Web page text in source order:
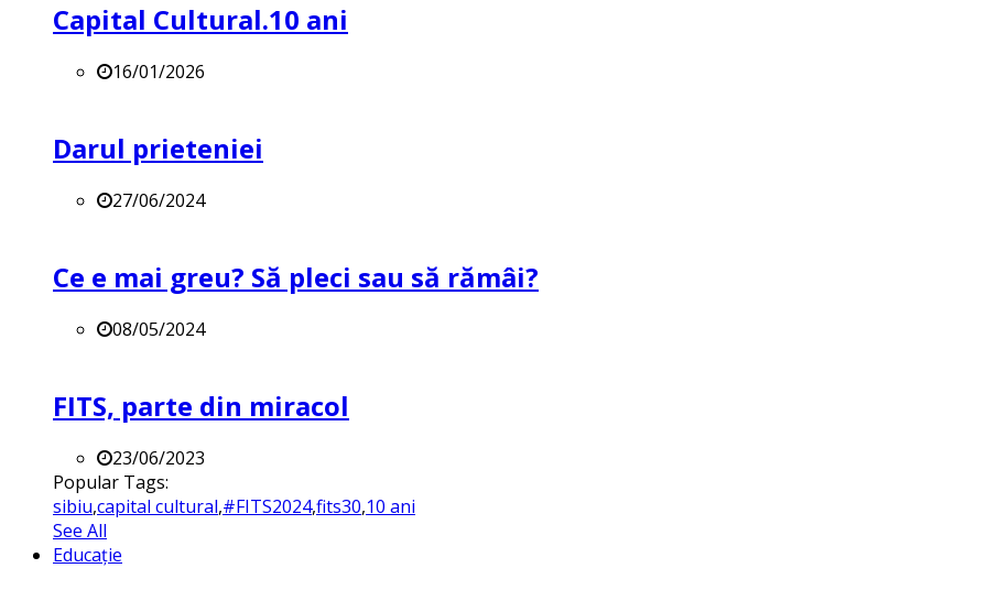
Capital Cultural.10 ani
16/01/2026
Darul prieteniei
27/06/2024
Ce e mai greu? Să pleci sau să rămâi?
08/05/2024
FITS, parte din miracol
23/06/2023
Popular Tags:
sibiu,capital cultural,#FITS2024,fits30,10 ani
See All
Educație